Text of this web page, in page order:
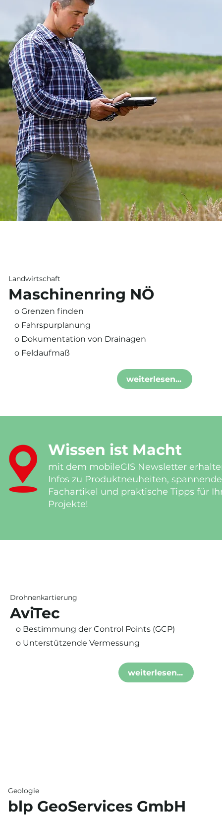
Landwirtschaft
Maschinenring NÖ
o Grenzen finden
o Fahrspurplanung
o Dokumentation von Drainagen
o Feldaufmaß
weiterlesen...
Wissen ist Macht
mit dem mobileGIS Newsletter
Infos zu Produktneuheiten, spannende
Fachartikel und praktische Tipps für
Projekte!
Drohnenkartierung
AviTec
o Bestimmung der Control Points (GCP)
o Unterstützende Vermessung
weiterlesen...
Geologie
blp GeoServices GmbH